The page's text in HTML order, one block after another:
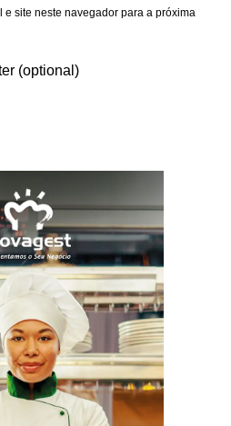
e site neste navegador para a próxima
(optional)